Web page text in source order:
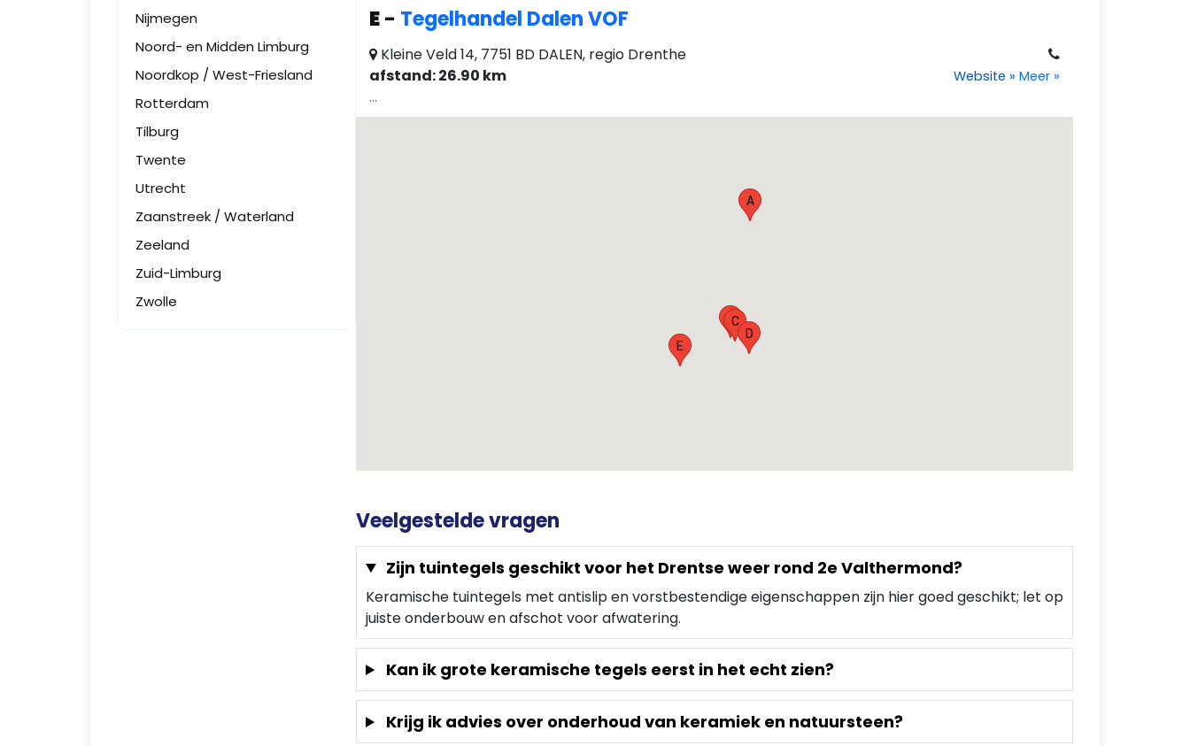
E- Tegelhandel Dalen VOF
Kleine Veld 14, 7751 BD DALEN, regio Drenthe
afstand: 26.90 km
...
Website » Meer »
A
BC
D
E
Veelgestelde vragen
Zijn tuintegels geschikt voor het Drentse weer rond 2e Valthermond?
Keramische tuintegels met antislip en vorstbestendige eigenschappen zijn hier goed geschikt; let op
juiste onderbouw en afschot voor afwatering.
Kan ik grote keramische tegels eerst in het echt zien?
Krijg ik advies over onderhoud van keramiek en natuursteen?
Nijmegen
Noord- en Midden Limburg
Noordkop / West-Friesland
Rotterdam
Tilburg
Twente
Utrecht
Zaanstreek / Waterland
Zeeland
Zuid-Limburg
Zwolle